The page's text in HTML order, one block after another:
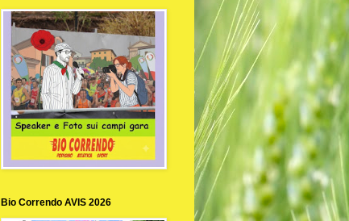
Bio Correndo AVIS 2026